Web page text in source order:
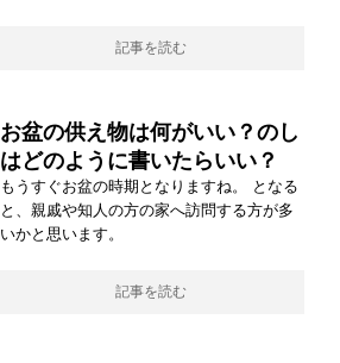
記事を読む
お盆の供え物は何がいい？のし
はどのように書いたらいい？
もうすぐお盆の時期となりますね。 となる
と、親戚や知人の方の家へ訪問する方が多
いかと思います。
記事を読む